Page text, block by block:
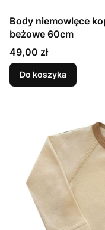
Body niemowlęce
beżowe 60cm
Cena
49,00 zł
Do koszyka